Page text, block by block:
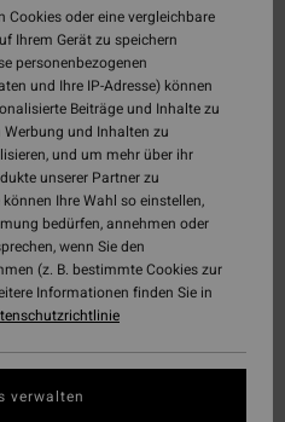
Cookies oder eine vergleichbare
Ihrem Gerät zu speichern
personenbezogenen
und Ihre IP-Adresse) können
Beiträge und Inhalte zu
und Inhalten zu
und um mehr über ihr
unserer Partner zu
Ihre Wahl so einstellen,
bedürfen, annehmen oder
wenn Sie den
(z. B. bestimmte Cookies zur
Informationen finden Sie in
verwalten